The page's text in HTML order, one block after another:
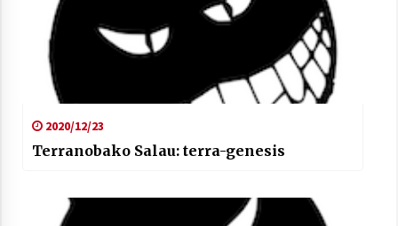
2020/12/23
Terranobako Salau: terra-genesis